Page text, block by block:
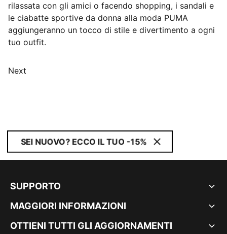
rilassata con gli amici o facendo shopping, i sandali e
le ciabatte sportive da donna alla moda PUMA
aggiungeranno un tocco di stile e divertimento a ogni
tuo outfit.
Next
SEI NUOVO? ECCO IL TUO -15%
SUPPORTO
MAGGIORI INFORMAZIONI
OTTIENI TUTTI GLI AGGIORNAMENTI